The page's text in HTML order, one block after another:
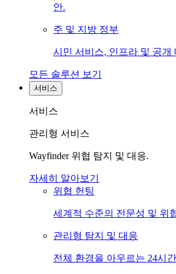
안.
주 및 지방 정부
시민 서비스, 인프라 및 공개
모든 솔루션 보기
서비스
서비스
관리형 서비스
Wayfinder 위협 탐지 및 대응.
자세히 알아보기
위협 헌팅
세계적 수준의 전문성 및 위
관리형 탐지 및 대응
전체 환경을 아우르는 24시